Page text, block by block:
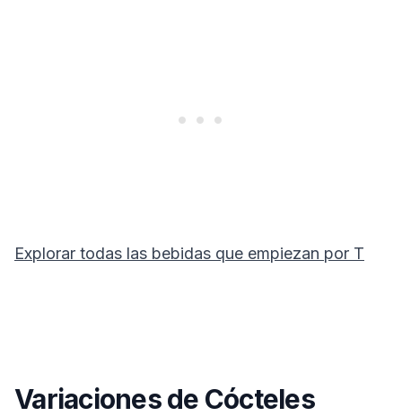
Explorar todas las bebidas que empiezan por T
Variaciones de Cócteles